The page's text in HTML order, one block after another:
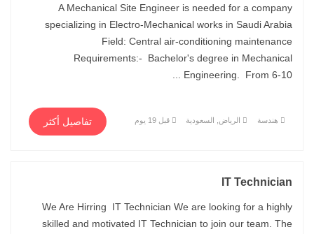
A Mechanical Site Engineer is needed for a company
specializing in Electro-Mechanical works in Saudi Arabia
Field: Central air-conditioning maintenance
Requirements:- Bachelor's degree in Mechanical
Engineering. From 6-10 ...
هندسة الرياض, السعودية قبل 19 يوم تفاصيل أكثر
IT Technician
We Are Hirring IT Technician We are looking for a highly
skilled and motivated IT Technician to join our team. The